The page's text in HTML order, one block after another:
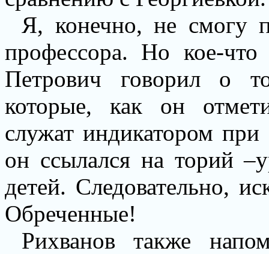
Я, конечно, не смогу
профессора. Но кое-
Петрович говорил о
которые, как он
служат индикатором
он ссылался на торий
детей. Следовательно,
Обреченные!
Рихванов также